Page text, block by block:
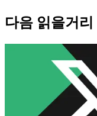
다음 읽을거리